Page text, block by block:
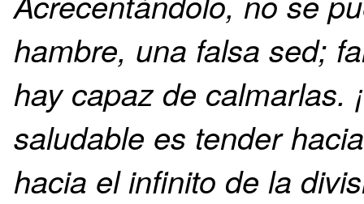
hambre, una falsa sed;
hay capaz de calmarlas.
saludable es tender
hacia el infinito de la